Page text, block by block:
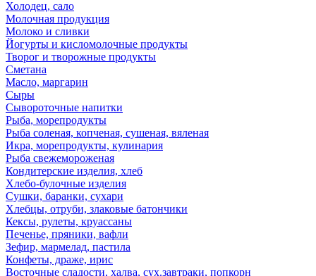
Холодец, сало
Молочная продукция
Молоко и сливки
Йогурты и кисломолочные продукты
Творог и творожные продукты
Сметана
Масло, маргарин
Сыры
Сывороточные напитки
Рыба, морепродукты
Рыба соленая, копченая, сушеная, вяленая
Икра, морепродукты, кулинария
Рыба свежемороженая
Кондитерские изделия, хлеб
Хлебо-булочные изделия
Сушки, баранки, сухари
Хлебцы, отруби, злаковые батончики
Кексы, рулеты, круассаны
Печенье, пряники, вафли
Зефир, мармелад, пастила
Конфеты, драже, ирис
Восточные сладости, халва, сух.завтраки, попкорн